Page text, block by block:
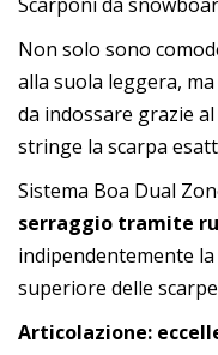
Non solo sono
alla suola leggera,
da indossare grazie
stringe la scarpa
Sistema Boa Dual
serraggio tramite
indipendentemente
superiore delle
Articolazione: